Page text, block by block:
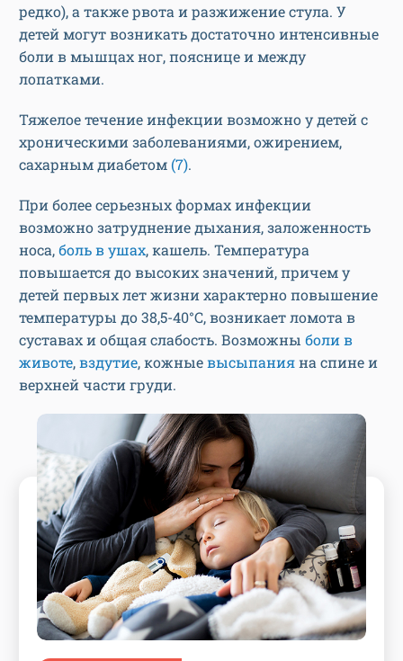
редко), а также рвота и разжижение стула. У
детей могут возникать достаточно интенсивные
боли в мышцах ног, пояснице и между
лопатками.
Тяжелое течение инфекции возможно у детей с
хроническими заболеваниями, ожирением,
сахарным диабетом (7).
При более серьезных формах инфекции
возможно затруднение дыхания, заложенность
носа,боль в ушах, кашель. Температура
повышается до высоких значений, причем у
детей первых лет жизни характерно повышение
температуры до 38,5-40°С, возникает ломота в
суставах и общая слабость. Возможны боли в
животе,вздутие, кожныевысыпанияна спине и
верхней части груди.